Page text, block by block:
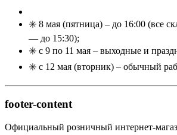
✳️ 8 мая (пятница) – до 16:00 (все
— до 15:30);
✳️ с 9 по 11 мая – выходные и
✳️ с 12 мая (вторник) – обычный
footer-content
Официальный розничный интернет-